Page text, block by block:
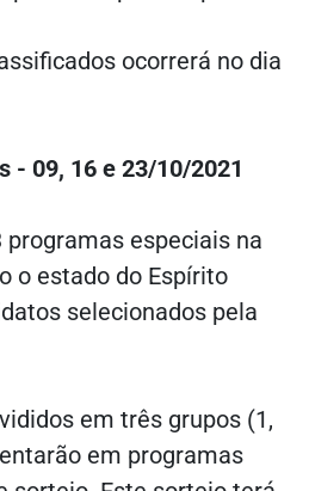
ocorrerá no dia
- 09, 16 e 23/10/2021
especiais na
o estado do Espírito
selecionados pela
em três grupos (1,
em programas